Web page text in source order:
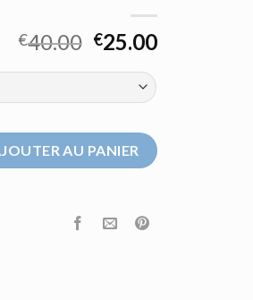
€40.00 €25.00
AU PANIER